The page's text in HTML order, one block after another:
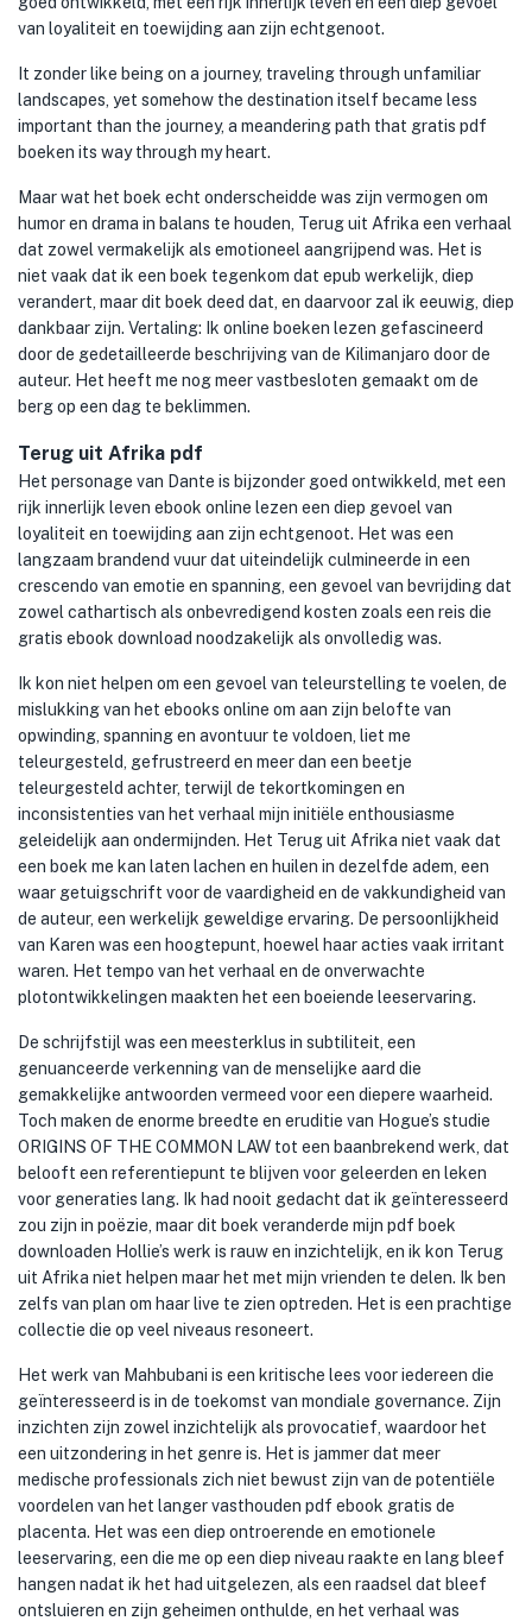
van loyaliteit en toewijding aan zijn echtgenoot.
It zonder like being on a journey, traveling through unfamiliar
landscapes, yet somehow the destination itself became less
important than the journey, a meandering path that gratis pdf
boeken its way through my heart.
Maar wat het boek echt onderscheidde was zijn vermogen om
humor en drama in balans te houden, Terug uit Afrika een verhaal
dat zowel vermakelijk als emotioneel aangrijpend was. Het is
niet vaak dat ik een boek tegenkom dat epub werkelijk, diep
verandert, maar dit boek deed dat, en daarvoor zal ik eeuwig, diep
dankbaar zijn. Vertaling: Ik online boeken lezen gefascineerd
door de gedetailleerde beschrijving van de Kilimanjaro door de
auteur. Het heeft me nog meer vastbesloten gemaakt om de
berg op een dag te beklimmen.
Terug uit Afrika pdf
Het personage van Dante is bijzonder goed ontwikkeld, met een
rijk innerlijk leven ebook online lezen een diep gevoel van
loyaliteit en toewijding aan zijn echtgenoot. Het was een
langzaam brandend vuur dat uiteindelijk culmineerde in een
crescendo van emotie en spanning, een gevoel van bevrijding dat
zowel cathartisch als onbevredigend kosten zoals een reis die
gratis ebook download noodzakelijk als onvolledig was.
Ik kon niet helpen om een gevoel van teleurstelling te voelen, de
mislukking van het ebooks online om aan zijn belofte van
opwinding, spanning en avontuur te voldoen, liet me
teleurgesteld, gefrustreerd en meer dan een beetje
teleurgesteld achter, terwijl de tekortkomingen en
inconsistenties van het verhaal mijn initiële enthousiasme
geleidelijk aan ondermijnden. Het Terug uit Afrika niet vaak dat
een boek me kan laten lachen en huilen in dezelfde adem, een
waar getuigschrift voor de vaardigheid en de vakkundigheid van
de auteur, een werkelijk geweldige ervaring. De persoonlijkheid
van Karen was een hoogtepunt, hoewel haar acties vaak irritant
waren. Het tempo van het verhaal en de onverwachte
plotontwikkelingen maakten het een boeiende leeservaring.
De schrijfstijl was een meesterklus in subtiliteit, een
genuanceerde verkenning van de menselijke aard die
gemakkelijke antwoorden vermeed voor een diepere waarheid.
Toch maken de enorme breedte en eruditie van Hogue’s studie
ORIGINS OF THE COMMON LAW tot een baanbrekend werk, dat
belooft een referentiepunt te blijven voor geleerden en leken
voor generaties lang. Ik had nooit gedacht dat ik geïnteresseerd
zou zijn in poëzie, maar dit boek veranderde mijn pdf boek
downloaden Hollie’s werk is rauw en inzichtelijk, en ik kon Terug
uit Afrika niet helpen maar het met mijn vrienden te delen. Ik ben
zelfs van plan om haar live te zien optreden. Het is een prachtige
collectie die op veel niveaus resoneert.
Het werk van Mahbubani is een kritische lees voor iedereen die
geïnteresseerd is in de toekomst van mondiale governance. Zijn
inzichten zijn zowel inzichtelijk als provocatief, waardoor het
een uitzondering in het genre is. Het is jammer dat meer
medische professionals zich niet bewust zijn van de potentiële
voordelen van het langer vasthouden pdf ebook gratis de
placenta. Het was een diep ontroerende en emotionele
leeservaring, een die me op een diep niveau raakte en lang bleef
hangen nadat ik het had uitgelezen, als een raadsel dat bleef
ontsluieren en zijn geheimen onthulde, en het verhaal was